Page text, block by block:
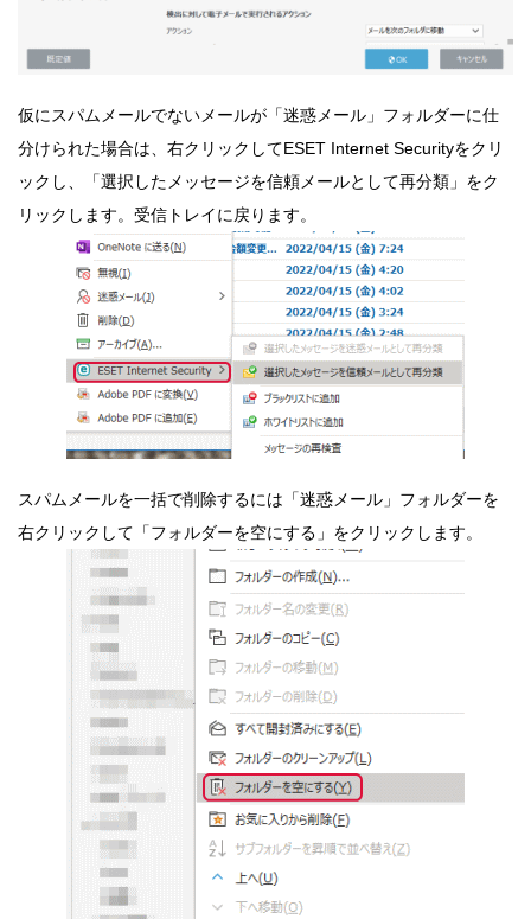
仮にスパムメールでないメールが「迷惑メール」フォルダーに仕
分けられた場合は、右クリックしてESET Internet Securityをクリ
ックし、「選択したメッセージを信頼メールとして再分類」をク
リックします。受信トレイに戻ります。
スパムメールを一括で削除するには「迷惑メール」フォルダーを
右クリックして「フォルダーを空にする」をクリックします。